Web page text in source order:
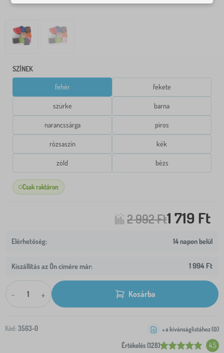
SZÍNEK
fehér fekete
szürke barna
narancssárga piros
rózsaszín kék
zöld bézs
Csak raktáron
2 992 Ft1 719 Ft
14 napon belül
Kiszállítás az Ön címére már: 1 994 Ft
- + Kosárba
Kód: 3563-0
Értékelés (128) 4.5
+ a kívánságlistához (0)